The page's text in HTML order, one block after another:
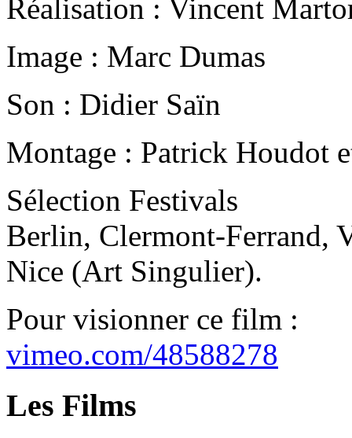
Réalisation : Vincent
Image : Marc Dumas
Son : Didier Saïn
Montage : Patrick Houdot
Sélection Festivals
Berlin, Clermont-Ferrand,
Nice (Art Singulier).
Pour visionner ce film :
vimeo.com/48588278
Les Films